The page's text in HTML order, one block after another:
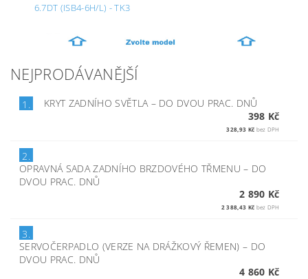
6.7DT (ISB4-6H/L) - TK3
NEJPRODÁVANĚJŠÍ
1. KRYT ZADNÍHO SVĚTLA – DO DVOU PRAC. DNŮ
398 Kč
328,93 Kč bez DPH
2.
OPRAVNÁ SADA ZADNÍHO BRZDOVÉHO TŘMENU– DO
DVOU PRAC. DNŮ
2 890 Kč
2 388,43 Kč bez DPH
3.
SERVOČERPADLO (VERZE NA DRÁŽKOVÝ ŘEMEN) – DO
DVOU PRAC. DNŮ
4 860 Kč